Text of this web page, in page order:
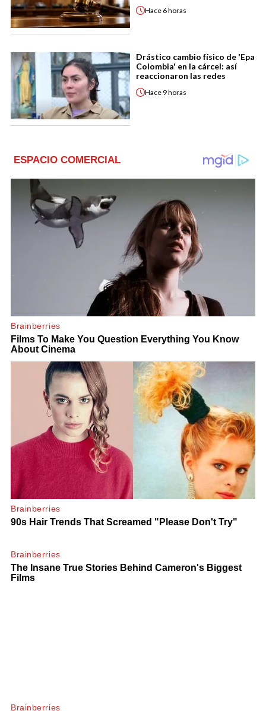
Hace 6 horas
Drástico cambio físico de 'Epa
Colombia' en la cárcel: así
reaccionaron las redes
Hace 9 horas